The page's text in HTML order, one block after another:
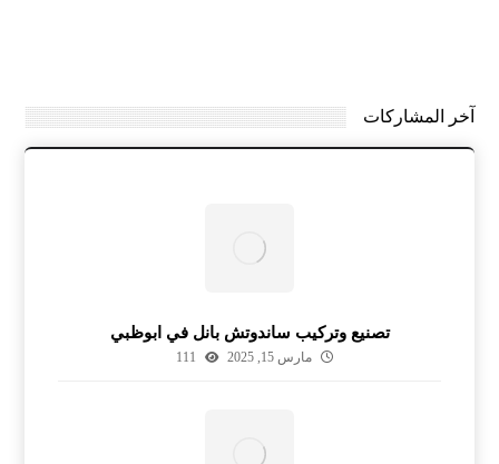
آخر المشاركات
تصنيع وتركيب ساندوتش بانل في ابوظبي
مارس 15, 2025 111